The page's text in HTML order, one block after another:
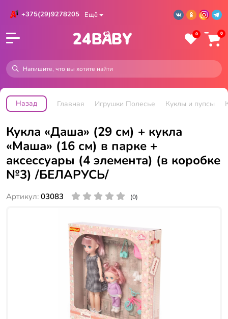
+375(29)9278205 Ещё
0 0
Назад Главная Игрушки Полесье Куклы и пупсы
Кукла «Даша» (29 см) + кукла
«Маша» (16 см) в парке +
аксессуары (4 элемента) (в коробке
№3) /БЕЛАРУСЬ/
Артикул: 03083 (0)